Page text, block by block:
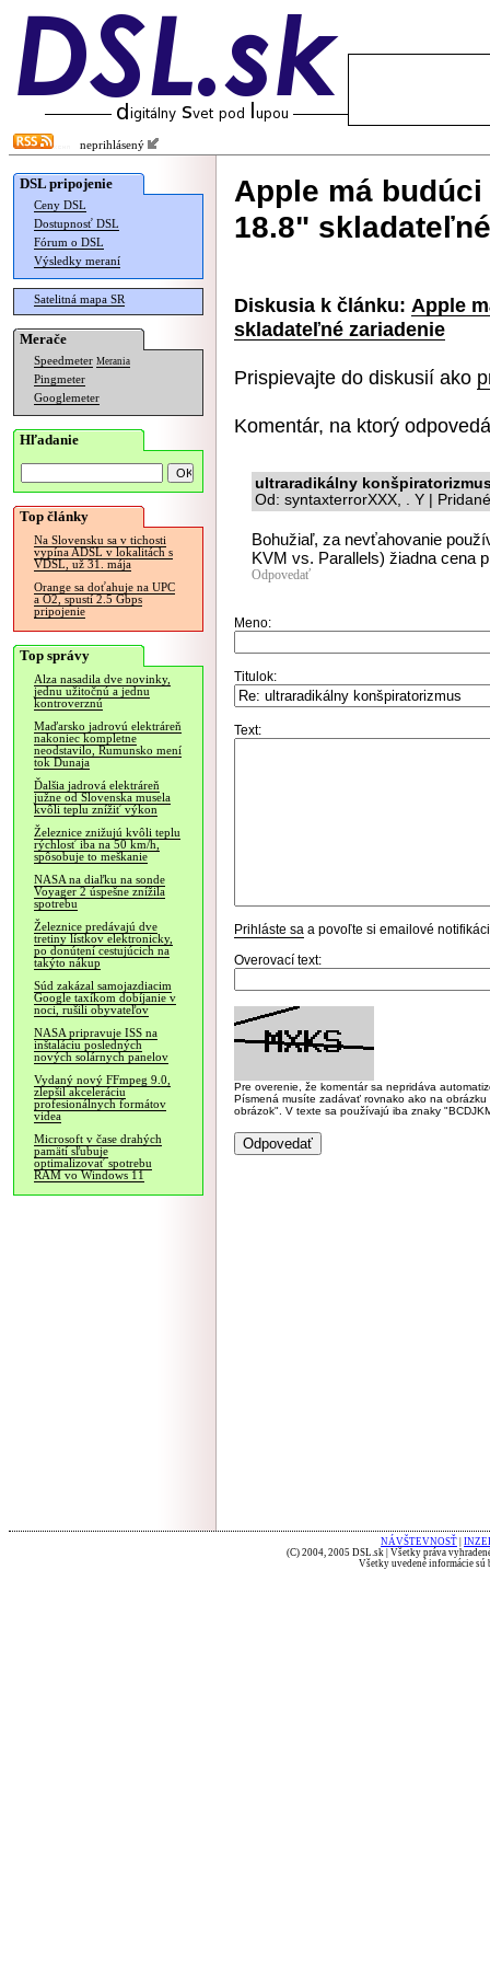
neprihlásený
DSL pripojenie
Ceny DSL
Dostupnosť DSL
Fórum o DSL
Výsledky meraní
Satelitná mapa SR
Merače
Speedmeter Merania
Pingmeter
Googlemeter
Hľadanie
Top články
Na Slovensku sa v tichosti
vypína ADSL v lokalitách s
VDSL, už 31. mája
Orange sa doťahuje na UPC
a O2, spustí 2.5 Gbps
pripojenie
Top správy
Alza nasadila dve novinky,
jednu užitočnú a jednu
kontroverznú
Maďarsko jadrovú elektráreň
nakoniec kompletne
neodstavilo, Rumunsko mení
tok Dunaja
Ďalšia jadrová elektráreň
južne od Slovenska musela
kvôli teplu znížiť výkon
Železnice znižujú kvôli teplu
rýchlosť iba na 50 km/h,
spôsobuje to meškanie
NASA na diaľku na sonde
Voyager 2 úspešne znížila
spotrebu
Železnice predávajú dve
tretiny lístkov elektronicky,
po donútení cestujúcich na
takýto nákup
Súd zakázal samojazdiacim
Google taxíkom dobíjanie v
noci, rušili obyvateľov
NASA pripravuje ISS na
inštaláciu posledných
nových solárnych panelov
Vydaný nový FFmpeg 9.0,
zlepšil akceleráciu
profesionálnych formátov
videa
Microsoft v čase drahých
pamätí sľubuje
optimalizovať spotrebu
RAM vo Windows 11
Apple má
18.8"
Diskusia k článku: Apple
skladateľné zariadenie
Prispievajte do diskusií ako
Komentár, na ktorý
ultraradikálny
Od: syntaxterrorXXX, . Y |
Bohužiaľ, za nevťahovanie
KVM vs. Parallels) žiadna cena
Odpovedať
Meno:
Titulok:
Text:
Prihláste sa a povoľte si emailové
Overovací text:
Pre overenie, že komentár sa nepridáva
Písmená musíte zadávať rovnako ako na
obrázok". V texte sa používajú iba znaky
NÁVŠTEVNOSŤ
(C) 2004, 2005 DSL.sk | Všetky práva
Všetky uvedené informácie sú